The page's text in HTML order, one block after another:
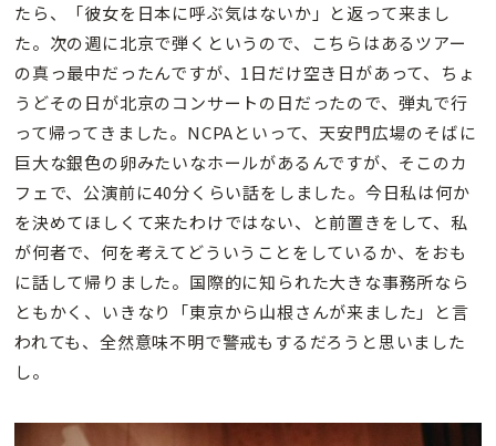
たら、「彼女を日本に呼ぶ気はないか」と返って来まし
た。次の週に北京で弾くというので、こちらはあるツアー
の真っ最中だったんですが、1日だけ空き日があって、ちょ
うどその日が北京のコンサートの日だったので、弾丸で行
って帰ってきました。NCPAといって、天安門広場のそばに
巨大な銀色の卵みたいなホールがあるんですが、そこのカ
フェで、公演前に40分くらい話をしました。今日私は何か
を決めてほしくて来たわけではない、と前置きをして、私
が何者で、何を考えてどういうことをしているか、をおも
に話して帰りました。国際的に知られた大きな事務所なら
ともかく、いきなり「東京から山根さんが来ました」と言
われても、全然意味不明で警戒もするだろうと思いました
し。